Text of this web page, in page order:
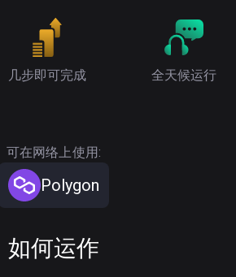
几步即可完成 全天候运行
可在网络上使用:
Polygon
如何运作